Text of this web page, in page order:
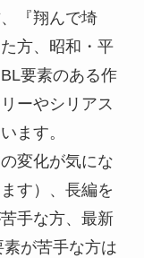
『翔んで埼
方、昭和・平
要素のある作
ーやシリアス
ます。
変化が気にな
す）、長編を
手な方、最新
が苦手な方は